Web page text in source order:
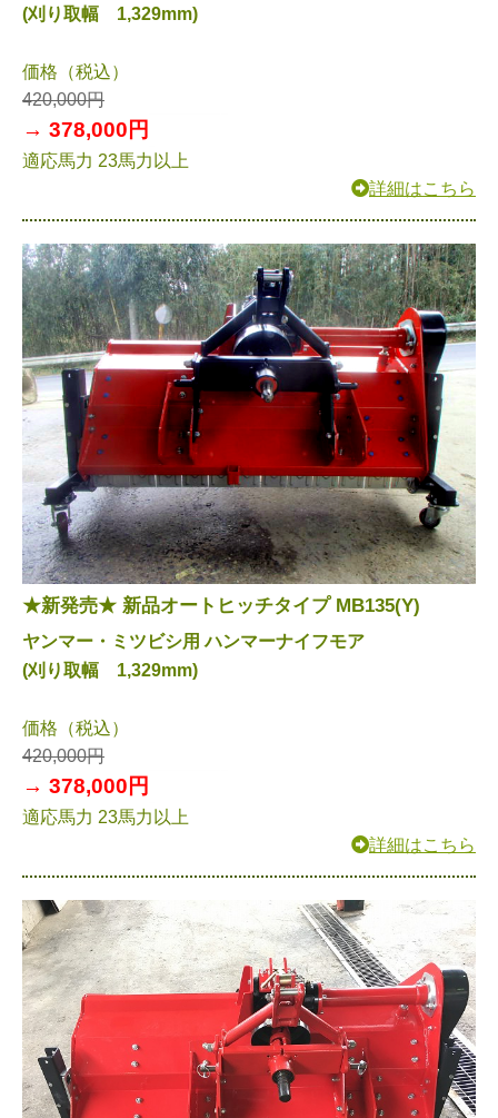
(刈り取幅 1,329mm)
価格（税込）
420,000円
→ 378,000円
適応馬力 23馬力以上
詳細はこちら
★新発売★ 新品オートヒッチタイプ MB135(Y)
ヤンマー・ミツビシ用 ハンマーナイフモア
(刈り取幅 1,329mm)
価格（税込）
420,000円
→ 378,000円
適応馬力 23馬力以上
詳細はこちら